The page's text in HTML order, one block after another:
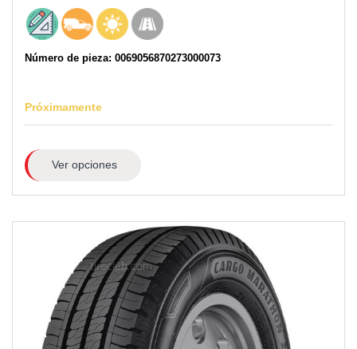
Número de pieza: 0069056870273000073
Próximamente
Ver opciones